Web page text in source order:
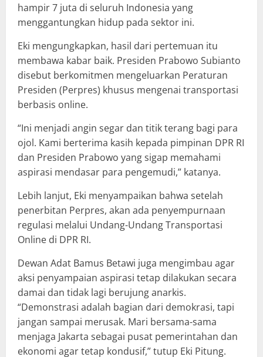
hampir 7 juta di seluruh Indonesia yang
menggantungkan hidup pada sektor ini.
Eki mengungkapkan, hasil dari pertemuan itu
membawa kabar baik. Presiden Prabowo Subianto
disebut berkomitmen mengeluarkan Peraturan
Presiden (Perpres) khusus mengenai transportasi
berbasis online.
“Ini menjadi angin segar dan titik terang bagi para
ojol. Kami berterima kasih kepada pimpinan DPR RI
dan Presiden Prabowo yang sigap memahami
aspirasi mendasar para pengemudi,” katanya.
Lebih lanjut, Eki menyampaikan bahwa setelah
penerbitan Perpres, akan ada penyempurnaan
regulasi melalui Undang-Undang Transportasi
Online di DPR RI.
Dewan Adat Bamus Betawi juga mengimbau agar
aksi penyampaian aspirasi tetap dilakukan secara
damai dan tidak lagi berujung anarkis.
“Demonstrasi adalah bagian dari demokrasi, tapi
jangan sampai merusak. Mari bersama-sama
menjaga Jakarta sebagai pusat pemerintahan dan
ekonomi agar tetap kondusif,” tutup Eki Pitung.